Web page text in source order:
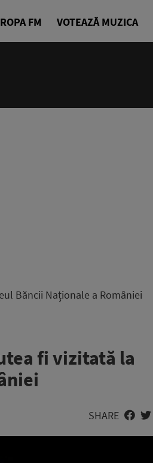
FM VOTEAZĂ MUZICA
Băncii Naționale a României
fi vizitată la
SHARE